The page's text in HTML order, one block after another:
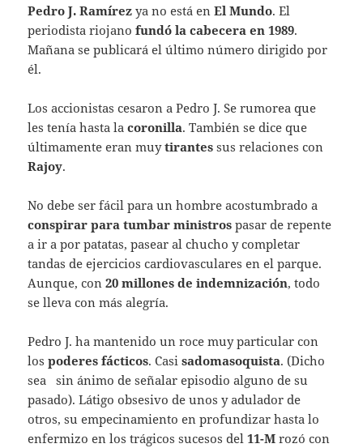
Pedro J. Ramírez ya no está enEl Mundo. El
periodista riojanofundó la cabecera en 1989.
Mañana se publicará el último número dirigido por
él.
Los accionistas cesaron a Pedro J. Se rumorea que
les tenía hasta lacoronilla. También se dice que
últimamente eran muytirantes sus relaciones con
Rajoy.
No debe ser fácil para un hombre acostumbrado a
conspirar para tumbar ministros pasar de repente
a ir a por patatas, pasear al chucho y completar
tandas de ejercicios cardiovasculares en el parque.
Aunque, con20 millones de indemnización, todo
se lleva con más alegría.
Pedro J. ha mantenido un roce muy particular con
lospoderes fácticos. Casisadomasoquista. (Dicho
sea sin ánimo de señalar episodio alguno de su
pasado). Látigo obsesivo de unos y adulador de
otros, su empecinamiento en profundizar hasta lo
enfermizo en los trágicos sucesos del11-Mrozó con